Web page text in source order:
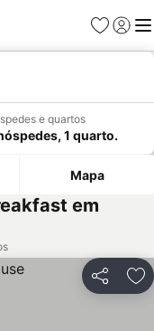
Favoritos
Iniciar
e quartos
1 quarto.
Mapa
em
Partilhar